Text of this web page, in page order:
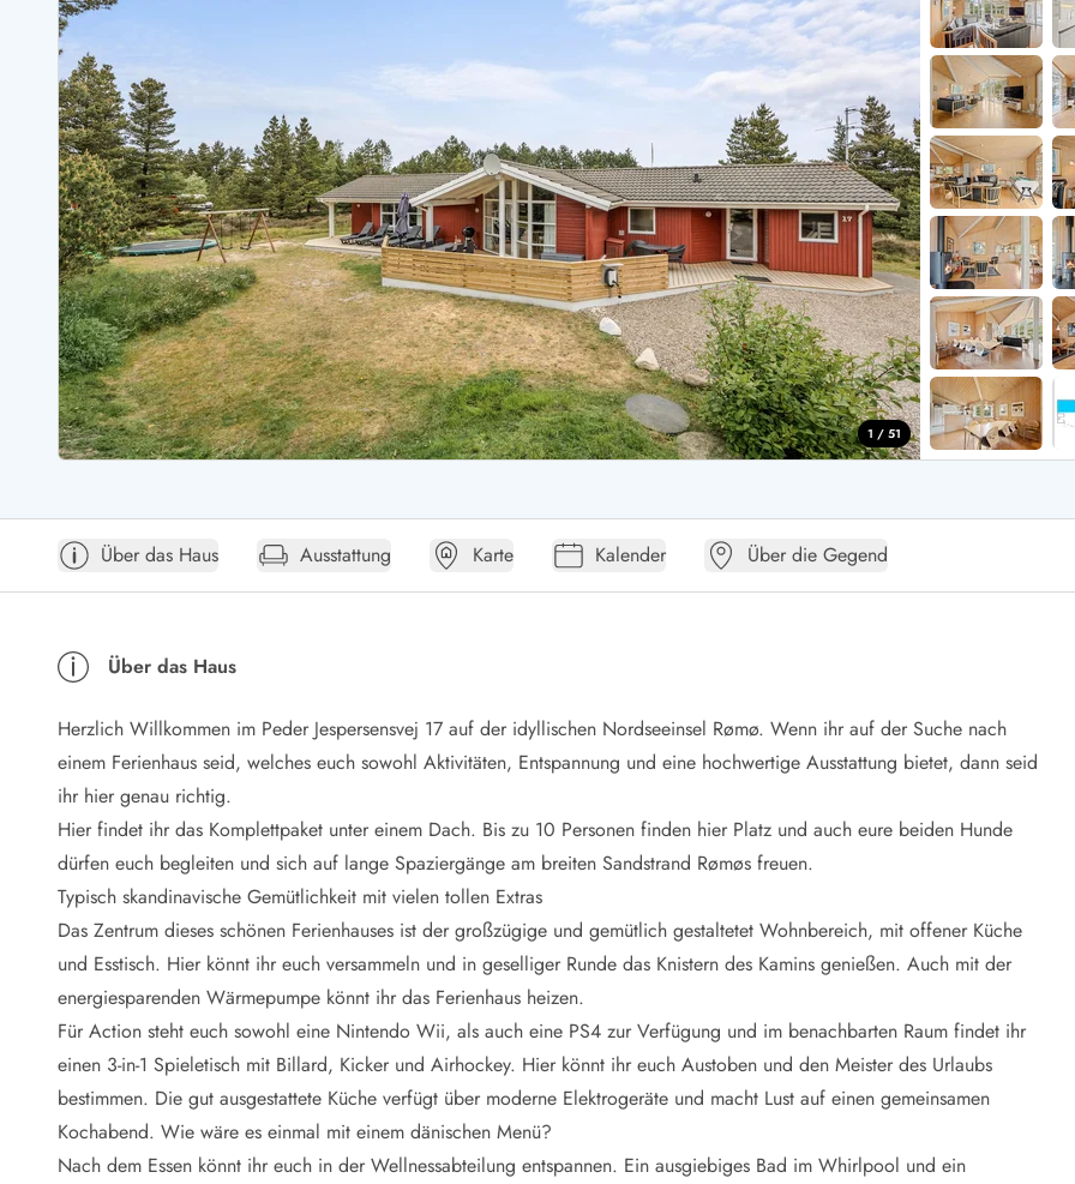
Ferienhäuser mit Whirlpool
Ferienhäuser mit Freitagswechsel
Ferienhäuser mit Samstagswechsel
Ferienhaus für 2 Personen
Ferienhaus für 4 Personen
Ferienhaus für 6 Personen
Ferienhäuser
Ferienhäuser
Ferienhäuser
Ferienhäuser Bjerregard Ferienhäuser Blavand Ferienhäuser Hvide Sande
Ferienhäuser Sondervig
Ferienhäuser Argab
Ferienhäuser in Arrild
Ferienhäuser Bjerregard
Ferienhäuser Blavand
Ferienhäuser Bork Havn
Ferienhäuser Fjand
Ferienhäuser Fanö
Ferienhäuser Graerup Strand
Ferienhäuser Haurvig
Ferienhäuser Henne Strand
Ferienhäuser Ho
Ferienhäuser Houstrup
Ferienhäuser Houvig
Ferienhäuser auf Holmsland Klit
Ferienhäuser in Holmsland
Ferienhäuser Hvide Sande
Ferienhäuser Jegum
Ferienhäuser Klegod
Ferienhäuser Lodbjerg Hede
Ferienhäuser Nr. Lyngvig
Ferienhäuser in
Ferienhäuser
Ferienhäuser
Ferienhäuser
Ferienhäuser
Ferienhäuser in
Ferienhäuser
Ferienhäuser
Ferienhäuser
Öffnungszeiten
Anreise
Ferienhaus ABC
Häufige Fragen zur Buchung
Verleihservice
Reisescheckliste
Endreinigung
Gutschein
Frühbucher
Mietbedingungen
Reiseführer Dänemark
Tipps für Urlaub in Dänemark
Wetter in Dänemark
Saisonzeiten
Badesicherheit im Meer
Naturschutz
Webcam Dänemark
Ferienhauskatalog
Fotowettbewerb
1 / 51
Über das Haus Ausstattung Karte Kalender Über die Gegend
Über das Haus
Herzlich Willkommen im Peder Jespersensvej 17 auf der idyllischen Nordseeinsel Rømø. Wenn ihr auf der Suche nach
einem Ferienhaus seid, welches euch sowohl Aktivitäten, Entspannung und eine hochwertige Ausstattung bietet, dann seid
ihr hier genau richtig.
Hier findet ihr das Komplettpaket unter einem Dach. Bis zu 10 Personen finden hier Platz und auch eure beiden Hunde
dürfen euch begleiten und sich auf lange Spaziergänge am breiten Sandstrand Rømøs freuen.
Typisch skandinavische Gemütlichkeit mit vielen tollen Extras
Das Zentrum dieses schönen Ferienhauses ist der großzügige und gemütlich gestaltetet Wohnbereich, mit offener Küche
und Esstisch. Hier könnt ihr euch versammeln und in geselliger Runde das Knistern des Kamins genießen. Auch mit der
energiesparenden Wärmepumpe könnt ihr das Ferienhaus heizen.
Für Action steht euch sowohl eine Nintendo Wii, als auch eine PS4 zur Verfügung und im benachbarten Raum findet ihr
einen 3-in-1 Spieletisch mit Billard, Kicker und Airhockey. Hier könnt ihr euch Austoben und den Meister des Urlaubs
bestimmen. Die gut ausgestattete Küche verfügt über moderne Elektrogeräte und macht Lust auf einen gemeinsamen
Kochabend. Wie wäre es einmal mit einem dänischen Menü?
Nach dem Essen könnt ihr euch in der Wellnessabteilung entspannen. Ein ausgiebiges Bad im Whirlpool und ein